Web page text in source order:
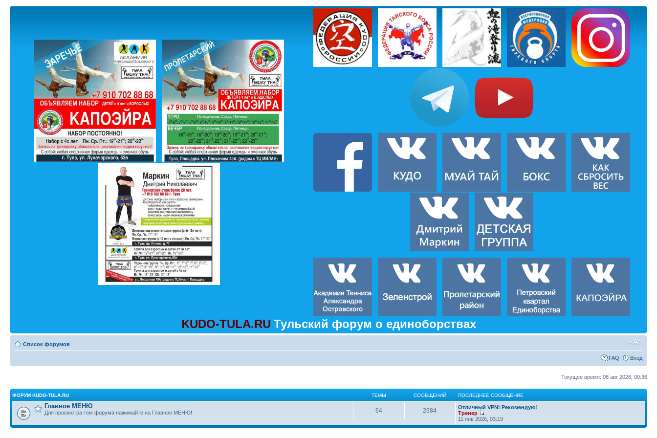
KUDO-TULA.RU Тульский форум о единоборствах
Список форумов
FAQ Вход
Текущее время: 08 авг 2026, 00:36
ФОРУМ KUDO-TULA.RU ТЕМЫ СООБЩЕНИЙ ПОСЛЕДНЕЕ СООБЩЕНИЕ
Главное МЕНЮ
Для просмотра тем форума нажимайте на Главное МЕНЮ! 64 2684
Отличный VPN! Рекомендую!
Тренер
11 янв 2026, 03:19